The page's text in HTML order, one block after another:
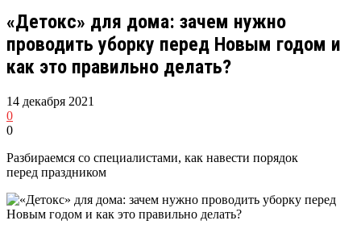
«Детокс» для дома: зачем нужно
проводить уборку перед Новым годом и
как это правильно делать?
14 декабря 2021
0
0
Разбираемся со специалистами, как навести порядок
перед праздником